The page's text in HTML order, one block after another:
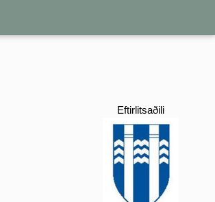
Eftirlitsaðili